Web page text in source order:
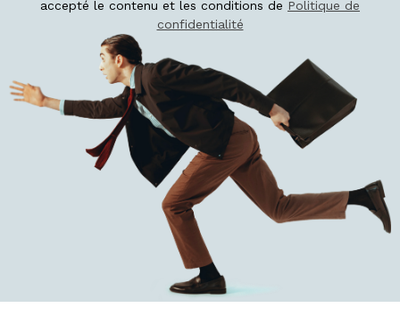
accepté le contenu et les conditions de Politique de
confidentialité